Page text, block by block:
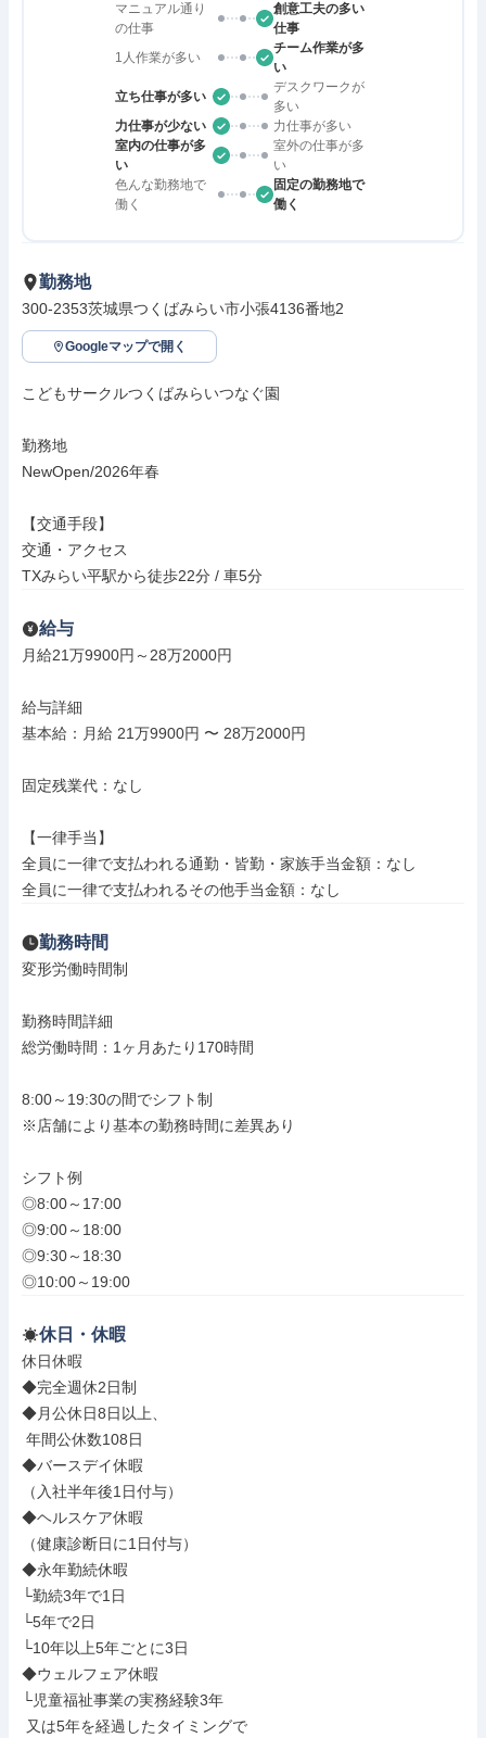
マニュアル通り
の仕事
創意工夫の多い
仕事
1人作業が多い
チーム作業が多
い
立ち仕事が多い
デスクワークが
多い
力仕事が少ない
力仕事が多い
室内の仕事が多
い
室外の仕事が多
い
色んな勤務地で
働く
固定の勤務地で
働く
勤務地
300-2353茨城県つくばみらい市小張4136番地2
Googleマップで開く
こどもサークルつくばみらいつなぐ園
勤務地
NewOpen/2026年春
【交通手段】
交通・アクセス
TXみらい平駅から徒歩22分 / 車5分
給与
月給21万9900円～28万2000円
給与詳細
基本給：月給 21万9900円 〜 28万2000円
固定残業代：なし
【一律手当】
全員に一律で支払われる通勤・皆勤・家族手当金額：なし
全員に一律で支払われるその他手当金額：なし
勤務時間
変形労働時間制
勤務時間詳細
総労働時間：1ヶ月あたり170時間
8:00～19:30の間でシフト制
※店舗により基本の勤務時間に差異あり
シフト例
◎8:00～17:00
◎9:00～18:00
◎9:30～18:30
◎10:00～19:00
休日・休暇
休日休暇
◆完全週休2日制
◆月公休日8日以上、
◆バースデイ休暇
（入社半年後1日付与）
◆ヘルスケア休暇
（健康診断日に1日付与）
◆永年勤続休暇
└勤続3年で1日
└5年で2日
└10年以上5年ごとに3日
◆ウェルフェア休暇
└児童福祉事業の実務経験3年